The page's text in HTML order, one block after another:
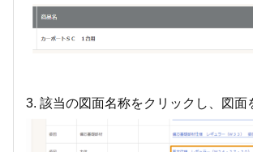
3. 該当の図面名称をクリックし、図面